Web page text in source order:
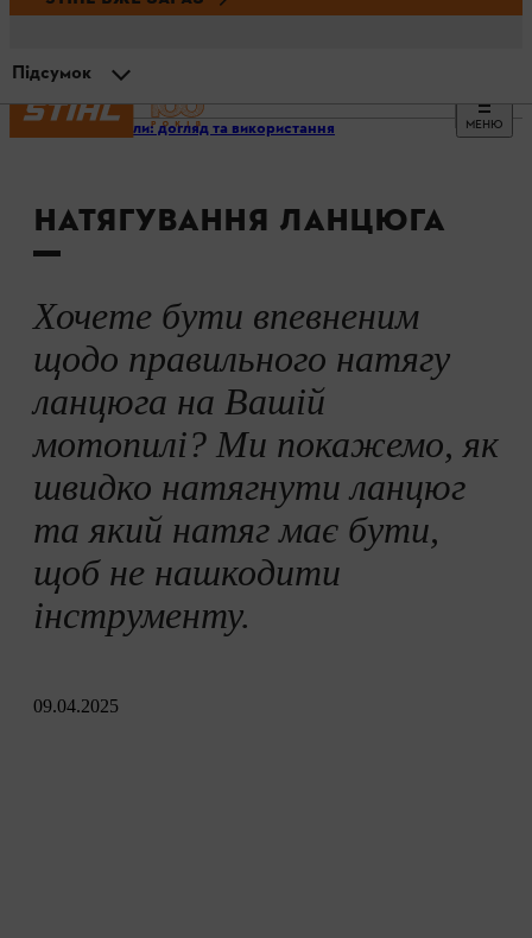
МЕНЮ
Мотопили: догляд та використання
НАТЯГУВАННЯ ЛАНЦЮГА
Хочете бути впевненим
щодо правильного натягу
ланцюга на Вашій
мотопилі? Ми покажемо, як
швидко натягнути ланцюг
та який натяг має бути,
щоб не нашкодити
інструменту.
09.04.2025
Підсумок
Швидке натягування ланцюга
Відеоінструкції
Бокове натягуванняланцюга
Переднє натягування ланцюга
Підсумок